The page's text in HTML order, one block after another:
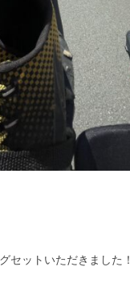
セットいただきました！